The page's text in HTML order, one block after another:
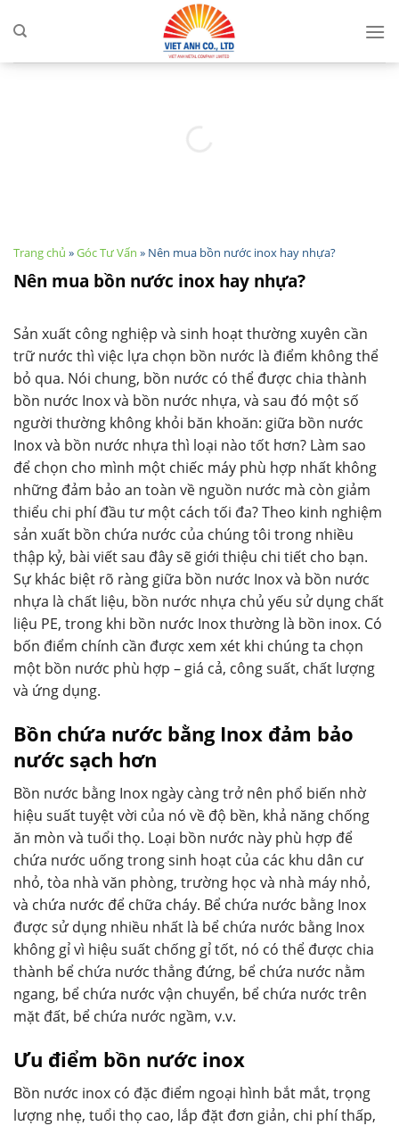
Trang chủ »Góc Tư Vấn » Nên mua bồn nước inox hay nhựa?
Nên mua bồn nước inox hay nhựa?
Sản xuất công nghiệp và sinh hoạt thường xuyên cần
trữ nước thì việc lựa chọn bồn nước là điểm không thể
bỏ qua. Nói chung, bồn nước có thể được chia thành
bồn nước Inox và bồn nước nhựa, và sau đó một số
người thường không khỏi băn khoăn: giữa bồn nước
Inox và bồn nước nhựa thì loại nào tốt hơn? Làm sao
để chọn cho mình một chiếc máy phù hợp nhất không
những đảm bảo an toàn về nguồn nước mà còn giảm
thiểu chi phí đầu tư một cách tối đa? Theo kinh nghiệm
sản xuất bồn chứa nước của chúng tôi trong nhiều
thập kỷ, bài viết sau đây sẽ giới thiệu chi tiết cho bạn.
Sự khác biệt rõ ràng giữa bồn nước Inox và bồn nước
nhựa là chất liệu, bồn nước nhựa chủ yếu sử dụng chất
liệu PE, trong khi bồn nước Inox thường là bồn inox. Có
bốn điểm chính cần được xem xét khi chúng ta chọn
một bồn nước phù hợp – giá cả, công suất, chất lượng
và ứng dụng.
Bồn chứa nước bằng Inox đảm bảo
nước sạch hơn
Bồn nước bằng Inox ngày càng trở nên phổ biến nhờ
hiệu suất tuyệt vời của nó về độ bền, khả năng chống
ăn mòn và tuổi thọ. Loại bồn nước này phù hợp để
chứa nước uống trong sinh hoạt của các khu dân cư
nhỏ, tòa nhà văn phòng, trường học và nhà máy nhỏ,
và chứa nước để chữa cháy. Bể chứa nước bằng Inox
được sử dụng nhiều nhất là bể chứa nước bằng Inox
không gỉ vì hiệu suất chống gỉ tốt, nó có thể được chia
thành bể chứa nước thẳng đứng, bể chứa nước nằm
ngang, bể chứa nước vận chuyển, bể chứa nước trên
mặt đất, bể chứa nước ngầm, v.v.
Ưu điểm bồn nước inox
Bồn nước inox có đặc điểm ngoại hình bắt mắt, trọng
lượng nhẹ, tuổi thọ cao, lắp đặt đơn giản, chi phí thấp,